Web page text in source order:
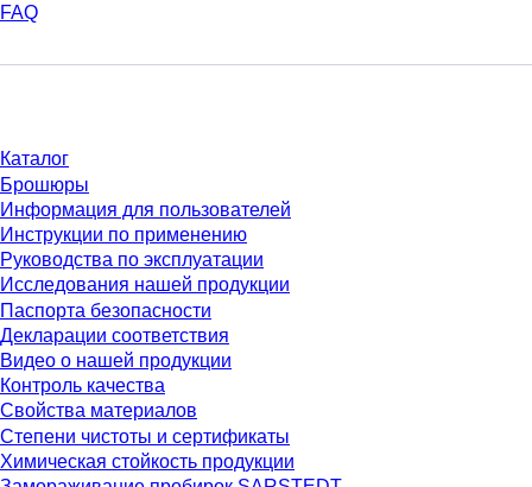
FAQ
Каталог
Брошюры
Информация для пользователей
Инструкции по применению
Руководства по эксплуатации
Исследования нашей продукции
Паспорта безопасности
Декларации соответствия
Видео о нашей продукции
Контроль качества
Свойства материалов
Степени чистоты и сертификаты
Химическая стойкость продукции